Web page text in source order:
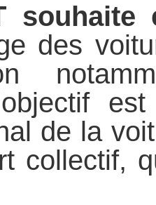
souhaite
des
de la
collectif,